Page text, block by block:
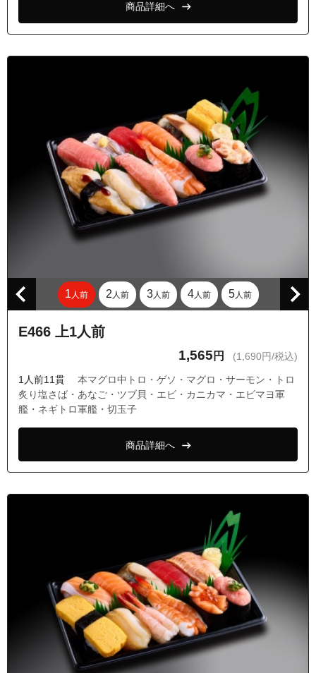
東京都品川区中延６丁目
東京都品川区西大井１丁目
東京都品川区西大井２丁目
東京都品川区西大井５丁目
東京都品川区西大井６丁目
東京都品川区旗の台４丁目
東京都品川区旗の台５丁目
東京都品川区二葉２丁目
東京都品川区二葉３丁目
商品詳細へ
1人前 2 人前 3人前 4人前 5人前
E466 上1人前
1,565 円 (1,690円/税込)
1人前11貫
本マグロ中トロ・ゲソ・マグロ・サーモン・トロ
炙り塩さば・あなご・ツブ貝・エビ・カニカマ・エビマヨ軍
艦・ネギトロ軍艦・切玉子
商品詳細へ